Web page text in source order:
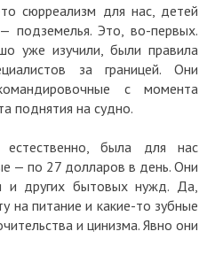
сюрреализм для нас, детей
подземелья. Это, во-первых.
уже изучили, были правила
за границей. Они
с момента
поднятия на судно.
естественно, была для нас
— по 27 долларов в день. Они
и других бытовых нужд. Да,
на питание и какие-то зубные
и цинизма. Явно они